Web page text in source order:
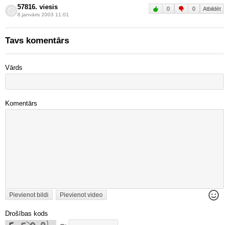
57816. viesis
8.janvāris 2003 11:01
0 0 Atbildēt
Tavs komentārs
Vārds
Komentārs
Pievienot bildi Pievienot video
Drošības kods